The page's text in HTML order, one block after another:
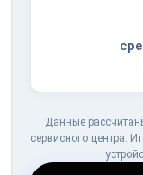
Данные
сервисного центра.